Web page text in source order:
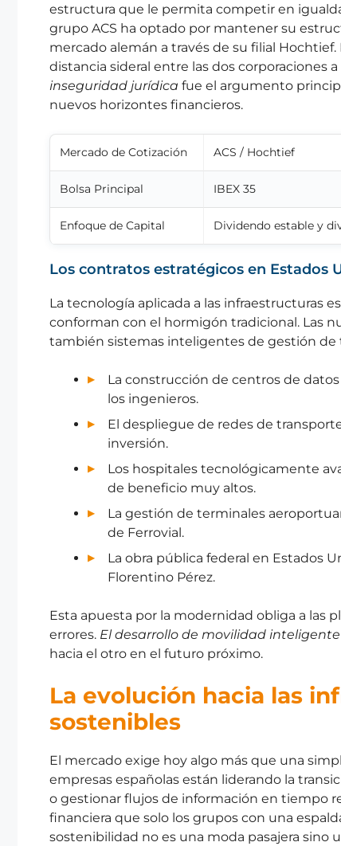
estructura que le permita competir en
grupo ACS ha optado por mantener su
mercado alemán a través de su filial
distancia sideral entre las dos corporaciones
inseguridad jurídica fue el argumento
nuevos horizontes financieros.
Mercado de Cotización ACS / Hochtief
Bolsa Principal IBEX 35
Enfoque de Capital Dividendo estable y
Los contratos estratégicos en Estados
La tecnología aplicada a las infraestructuras
conforman con el hormigón tradicional. Las
también sistemas inteligentes de gestión
La construcción de centros de
los ingenieros.
El despliegue de redes de
inversión.
Los hospitales tecnológicamente
de beneficio muy altos.
La gestión de terminales
de Ferrovial.
La obra pública federal en Estados
Florentino Pérez.
Esta apuesta por la modernidad obliga a las
errores. El desarrollo de movilidad inteligente
hacia el otro en el futuro próximo.
La evolución hacia las
sostenibles
El mercado exige hoy algo más que una
empresas españolas están liderando la
o gestionar flujos de información en tiempo
financiera que solo los grupos con una
sostenibilidad no es una moda pasajera sino